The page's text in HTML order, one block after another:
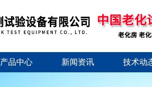
产品中心 新闻资讯 技术动